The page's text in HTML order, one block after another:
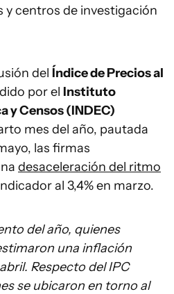
y centros de investigación
del Índice de Precios al
por el Instituto
y Censos (INDEC)
mes del año, pautada
las firmas
desaceleración del ritmo
al 3,4% en marzo.
del año, quienes
una inflación
Respecto del IPC
se ubicaron en torno al